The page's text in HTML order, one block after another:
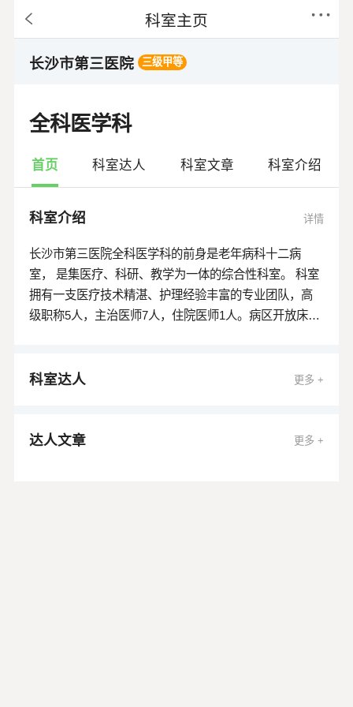
科室主页
长沙市第三医院 三级甲等
全科医学科
首页 科室达人 科室文章 科室介绍
科室介绍 详情
长沙市第三医院全科医学科的前身是老年病科十二病
室， 是集医疗、科研、教学为一体的综合性科室。 科室
拥有一支医疗技术精湛、护理经验丰富的专业团队，高
级职称5人，主治医师7人，住院医师1人。病区开放床位
十二导心电图机、平板运动仪、运动心肺测试系统、脚
消化、内分泌系统疾病，严重感染、多器官系统疾病及
科室达人 更多 +
达人文章 更多 +